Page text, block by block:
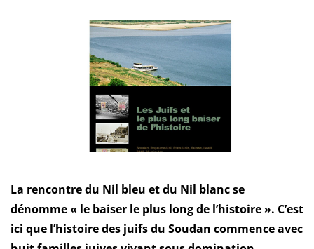
La rencontre du Nil bleu et du Nil blanc se
dénomme « le baiser le plus long de l’histoire ». C’est
ici que l’histoire des juifs du Soudan commence avec